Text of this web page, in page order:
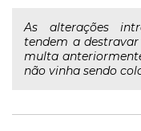
As alterações
tendem a
multa
não vinha sendo